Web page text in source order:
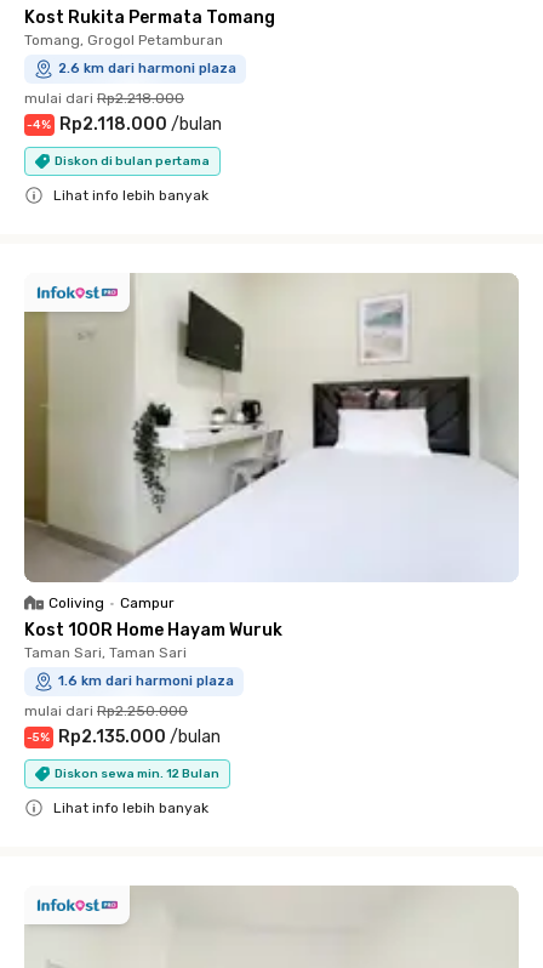
Kost Rukita Permata Tomang
Tomang, Grogol Petamburan
2.6 km dari harmoni plaza
mulai dari Rp2.218.000
-4% Rp2.118.000 /bulan
Diskon di bulan pertama
Lihat info lebih banyak
Coliving • Campur
Kost 100R Home Hayam Wuruk
Taman Sari, Taman Sari
1.6 km dari harmoni plaza
mulai dari Rp2.250.000
-5% Rp2.135.000 /bulan
Diskon sewa min. 12 Bulan
Lihat info lebih banyak